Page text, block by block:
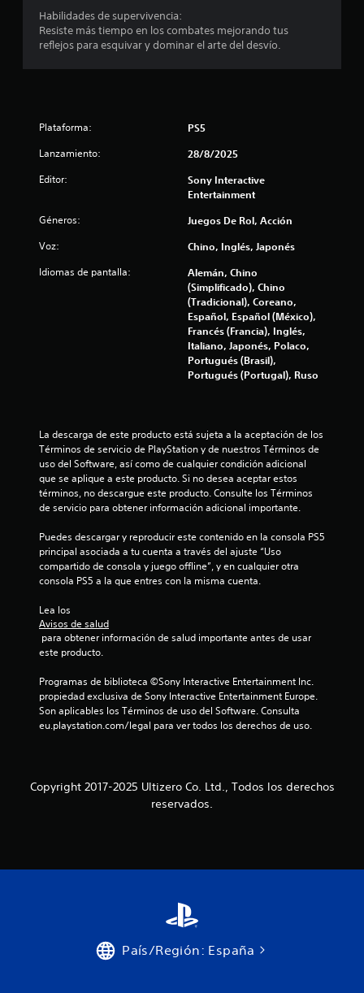
e
c
e
s
d
e
o
p
i
d
a
m
e
t
e
o
d
t
r
o
e
u
n
l
t
e
o
s
d
d
a
l
p
a
s
v
o
l
v
r
a
l
j
e
g
o
x
a
c
t
n
t
d
Habilidades de supervivencia:
Resiste más tiempo en los combates mejorando tus
reflejos para esquivar y dominar el arte del desvío.
Plataforma: PS5
Lanzamiento: 28/8/2025
Editor:
Sony Interactive
Entertainment
Géneros: Juegos De Rol, Acción
Voz: Chino, Inglés, Japonés
Idiomas de pantalla:
Alemán, Chino
(Simplificado), Chino
(Tradicional), Coreano,
Español, Español (México),
Francés (Francia), Inglés,
Italiano, Japonés, Polaco,
Portugués (Brasil),
Portugués (Portugal), Ruso
La descarga de este producto está sujeta a la aceptación de los
Términos de servicio de PlayStation y de nuestros Términos de
uso del Software, así como de cualquier condición adicional
que se aplique a este producto. Si no desea aceptar estos
términos, no descargue este producto. Consulte los Términos
de servicio para obtener información adicional importante.
Puedes descargar y reproducir este contenido en la consola PS5
principal asociada a tu cuenta a través del ajuste “Uso
compartido de consola y juego offline”, y en cualquier otra
consola PS5 a la que entres con la misma cuenta.
Lea los
Avisos de salud
este producto.
Programas de biblioteca ©Sony Interactive Entertainment Inc.
propiedad exclusiva de Sony Interactive Entertainment Europe.
Son aplicables los Términos de uso del Software. Consulta
eu.playstation.com/legal para ver todos los derechos de uso.
Copyright 2017-2025 Ultizero Co. Ltd., Todos los derechos
reservados.
País/Región: España